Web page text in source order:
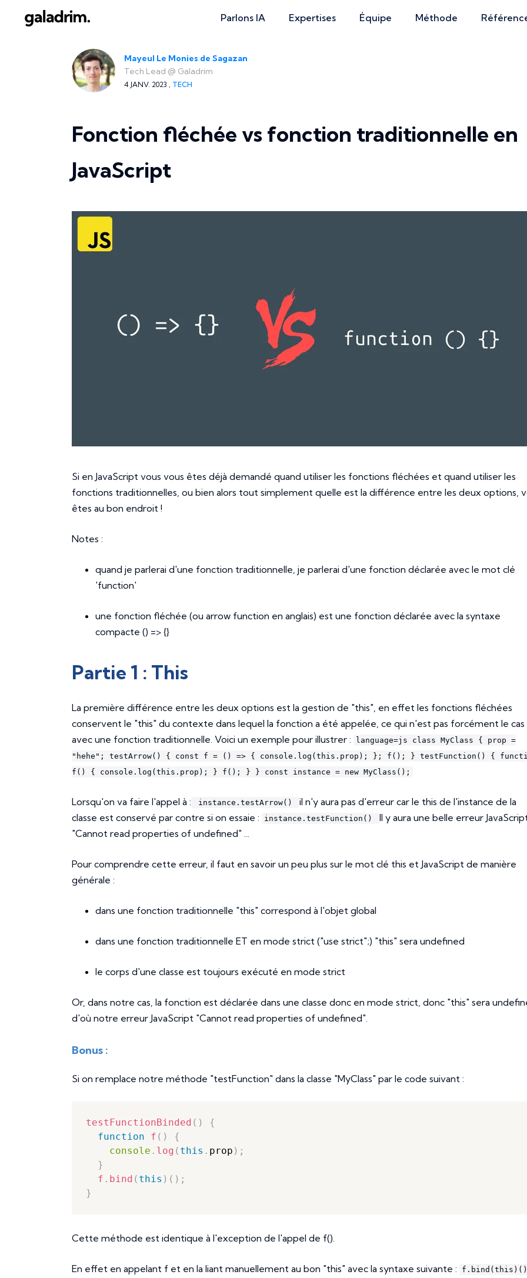
Parlons IA Expertises Équipe Méthode
Mayeul Le Monies de Sagazan
Tech Lead @ Galadrim
4 JANV. 2023 , TECH
Fonction fléchée vs fonction traditionnelle en
JavaScript
Si en JavaScript vous vous êtes déjà demandé quand utiliser les fonctions fléchées et quand utiliser les
fonctions traditionnelles, ou bien alors tout simplement quelle est la différence entre les deux options,
êtes au bon endroit !
Notes :
quand je parlerai d'une fonction traditionnelle, je parlerai d'une fonction déclarée avec le mot clé
'function'
une fonction fléchée (ou arrow function en anglais) est une fonction déclarée avec la syntaxe
compacte () => {}
Partie 1 : This
La première différence entre les deux options est la gestion de "this", en effet les fonctions fléchées
conservent le "this" du contexte dans lequel la fonction a été appelée, ce qui n'est pas forcément le cas
avec une fonction traditionnelle. Voici un exemple pour illustrer :
language=js class MyClass { prop =
"hehe"; testArrow() { const f = () => { console.log(this.prop); }; f(); } testFunction() {
f() { console.log(this.prop); } f(); } } const instance = new MyClass();
Lorsqu'on va faire l'appel à : instance.testArrow()
il n'y aura pas d'erreur car le this de l'instance de la
classe est conservé par contre si on essaie :
instance.testFunction()
Il y aura une belle erreur
"Cannot read properties of undefined" ...
Pour comprendre cette erreur, il faut en savoir un peu plus sur le mot clé this et JavaScript de manière
générale :
dans une fonction traditionnelle "this" correspond à l'objet global
dans une fonction traditionnelle ET en mode strict ("use strict";) "this" sera undefined
le corps d'une classe est toujours exécuté en mode strict
Or, dans notre cas, la fonction est déclarée dans une classe donc en mode strict, donc "this" sera
d'où notre erreur JavaScript "Cannot read properties of undefined".
Bonus :
Si on remplace notre méthode "testFunction" dans la classe "MyClass" par le code suivant :
testFunctionBinded ( )
{
function
f ( )
{
console . log ( this . prop ) ;
}
f . bind ( this ) ( ) ;
}
Cette méthode est identique à l'exception de l'appel de f().
En effet en appelant f et en la liant manuellement au bon "this" avec la syntaxe suivante :